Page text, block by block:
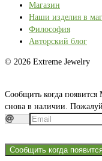
Магазин
Наши изделия в
Философия
Авторский блог
© 2026 Extreme Jewelry
Сообщить когда появится
снова в наличии.
Сообщить когда